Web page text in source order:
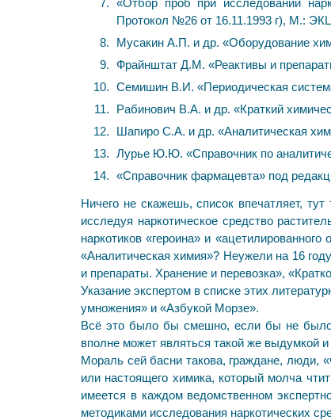
«Отбор проб при исследовании
Протокол №26 от 16.11.1993 г), М.:
Мусакин А.П. и др. «Оборудование
Фрайнштат Д.М. «Реактивы и
Семишин В.И. «Периодическая
Рабинович В.А. и др. «Краткий
Шапиро С.А. и др. «Аналитическая
Лурье Ю.Ю. «Справочник по
«Справочник фармацевта» под
Ничего не скажешь, список впечатляет,
исследуя наркотическое средство
наркотиков «героина» и
«Аналитическая химия»? Неужели на 16
и препараты. Хранение и перевозка»,
Указание экспертом в списке этих
умножения» и «Азбукой Морзе».
Всё это было бы смешно, если бы не было
вполне может являться такой же выдумкой
Мораль сей басни такова, граждане, люди,
или настоящего химика, который молча
имеется в каждом ведомственном
методиками исследования наркотических